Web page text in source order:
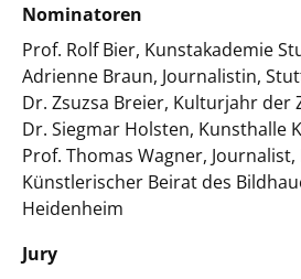
Nominatoren
Prof. Rolf Bier, Kunstakademie
Adrienne Braun, Journalistin,
Dr. Zsuzsa Breier, Kulturjahr der
Dr. Siegmar Holsten, Kunsthalle
Prof. Thomas Wagner,
Künstlerischer Beirat des
Heidenheim
Jury